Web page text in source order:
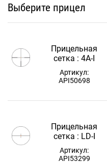
Выберите прицел
Прицельная
сетка : 4A-I
Артикул:
API50698
Прицельная
сетка : LD-I
Артикул:
API53299